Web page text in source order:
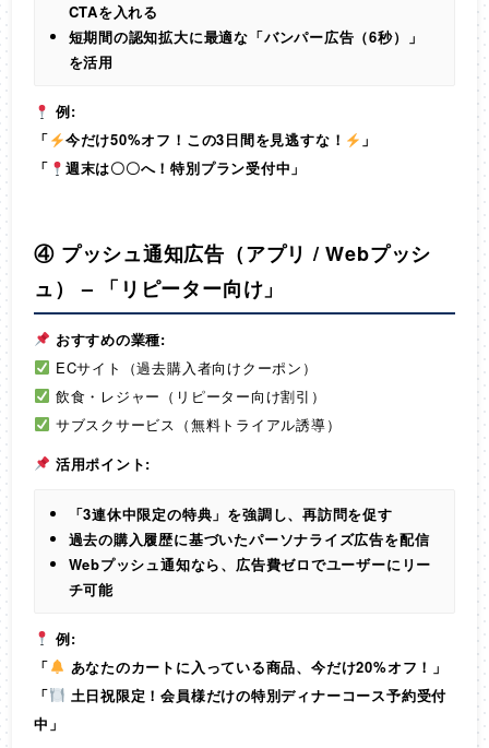
CTAを入れる
短期間の認知拡大に最適な「バンパー広告（6秒）」
を活用
例:
「
今だけ50%オフ！この3日間を見逃すな！
」
「
週末は〇〇へ！特別プラン受付中」
④ プッシュ通知広告（アプリ / Webプッシ
ュ） – 「リピーター向け」
おすすめの業種:
ECサイト（過去購入者向けクーポン）
飲食・レジャー（リピーター向け割引）
サブスクサービス（無料トライアル誘導）
活用ポイント:
「3連休中限定の特典」を強調し、再訪問を促す
過去の購入履歴に基づいたパーソナライズ広告を配信
Webプッシュ通知なら、広告費ゼロでユーザーにリー
チ可能
例:
「
あなたのカートに入っている商品、今だけ20%オフ！」
「
土日祝限定！会員様だけの特別ディナーコース予約受付
中」